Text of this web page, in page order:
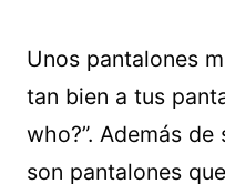
Unos pantalones
tan bien a tus
who?”. Además
son pantalones